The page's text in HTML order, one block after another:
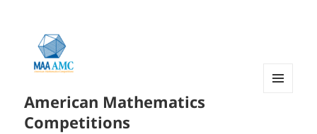
American Mathematics
Competitions